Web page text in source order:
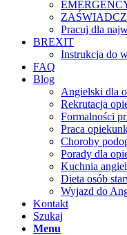
Pracuj dla
BREXIT
Instrukcja do
FAQ
Blog
Angielski dla
Rekrutacja
Formalności
Praca
Choroby
Porady dla
Kuchnia
Dieta osób
Wyjazd do
Kontakt
Szukaj
Menu